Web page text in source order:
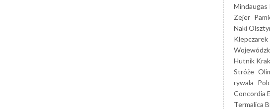
Mindaugas
Zejer
Naki
Klepczarek
Hutnik
Stróże
rywala
Concordia
Termalica